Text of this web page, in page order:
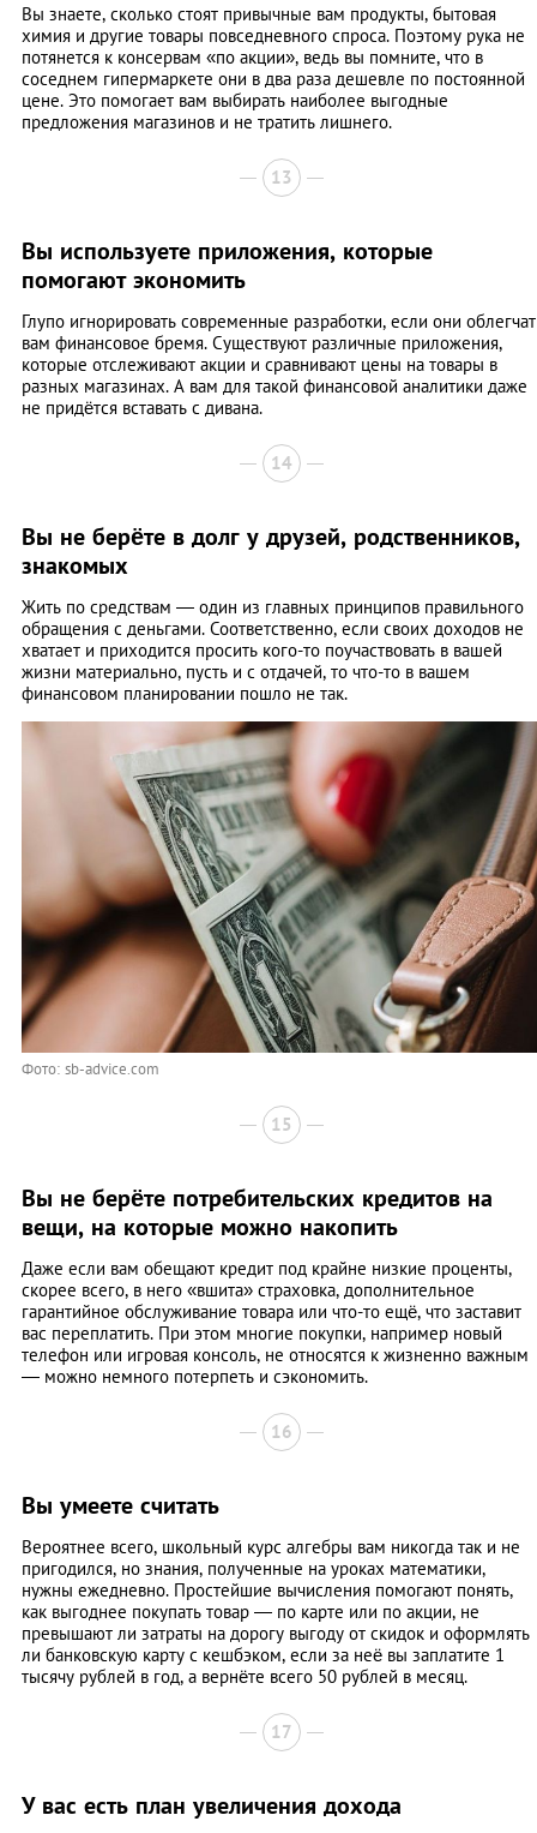
Вы знаете, сколько стоят привычные вам продукты, бытовая
химия и другие товары повседневного спроса. Поэтому рука не
потянется к консервам «по акции», ведь вы помните, что в
соседнем гипермаркете они в два раза дешевле по постоянной
цене. Это помогает вам выбирать наиболее выгодные
предложения магазинов и не тратить лишнего.
13
Вы используете приложения, которые
помогают экономить
Глупо игнорировать современные разработки, если они облегчат
вам финансовое бремя. Существуют различные приложения,
которые отслеживают акции и сравнивают цены на товары в
разных магазинах. А вам для такой финансовой аналитики даже
не придётся вставать с дивана.
14
Вы не берёте в долг у друзей, родственников,
знакомых
Жить по средствам — один из главных принципов правильного
обращения с деньгами. Соответственно, если своих доходов не
хватает и приходится просить кого-то поучаствовать в вашей
жизни материально, пусть и с отдачей, то что-то в вашем
финансовом планировании пошло не так.
Фото: sb-advice.com
15
Вы не берёте потребительских кредитов на
вещи, на которые можно накопить
Даже если вам обещают кредит под крайне низкие проценты,
скорее всего, в него «вшита» страховка, дополнительное
гарантийное обслуживание товара или что-то ещё, что заставит
вас переплатить. При этом многие покупки, например новый
телефон или игровая консоль, не относятся к жизненно важным
— можно немного потерпеть и сэкономить.
16
Вы умеете считать
Вероятнее всего, школьный курс алгебры вам никогда так и не
пригодился, но знания, полученные на уроках математики,
нужны ежедневно. Простейшие вычисления помогают понять,
как выгоднее покупать товар — по карте или по акции, не
превышают ли затраты на дорогу выгоду от скидок и оформлять
ли банковскую карту с кешбэком, если за неё вы заплатите 1
тысячу рублей в год, а вернёте всего 50 рублей в месяц.
17
У вас есть план увеличения дохода